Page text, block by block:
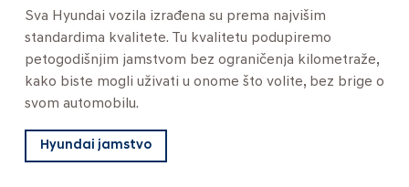
Sva Hyundai vozila izrađena su prema najvišim
standardima kvalitete. Tu kvalitetu podupiremo
petogodišnjim jamstvom bez ograničenja kilometraže,
kako biste mogli uživati u onome što volite, bez brige o
svom automobilu.
Hyundai jamstvo